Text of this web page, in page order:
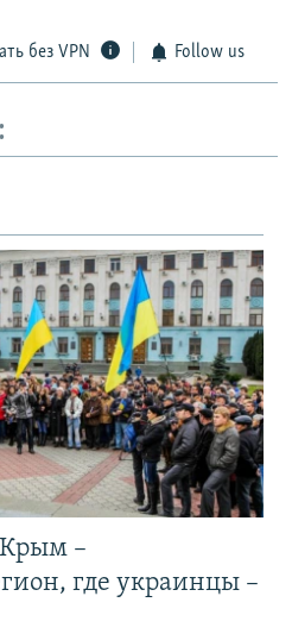
без VPN Follow us
–
где украинцы –